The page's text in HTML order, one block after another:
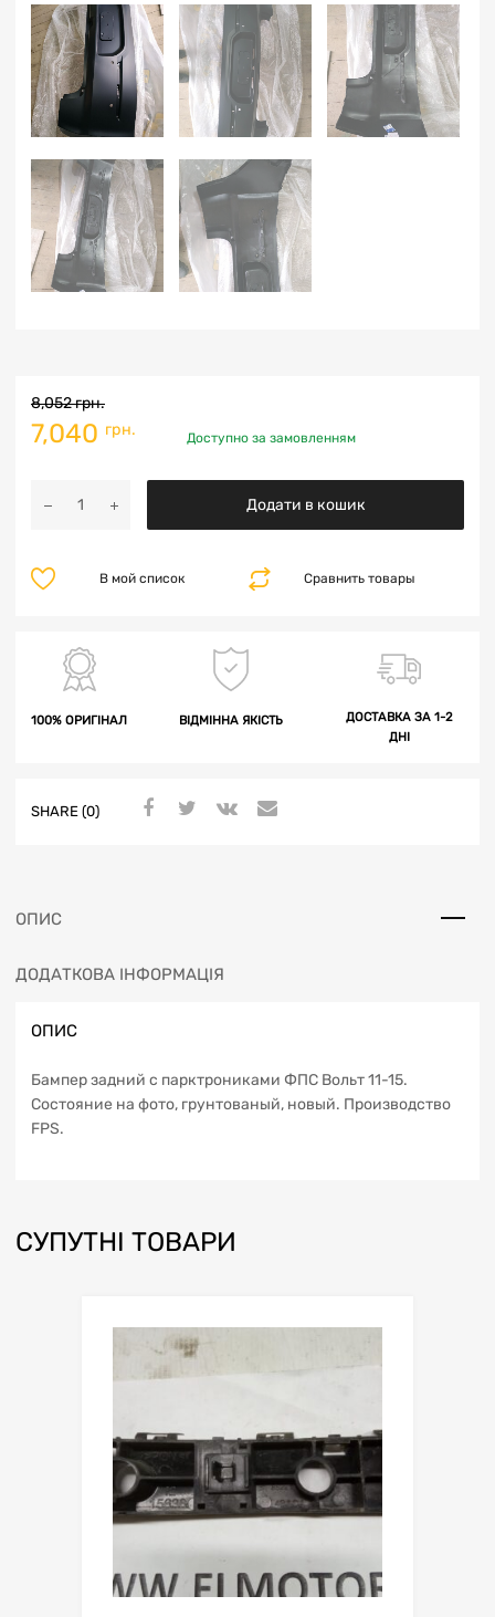
8,052грн.
7,040 грн. Доступно за замовленням
Додати в кошик
Сравнить товары
В мой список
100% ОРИГІНАЛ ВІДМІННА ЯКІСТЬ
ДОСТАВКА ЗА 1-2
ДНІ
SHARE (0)
ОПИС
ДОДАТКОВА ІНФОРМАЦІЯ
ОПИС
Бампер задний с парктрониками ФПС Вольт 11-15.
Состояние на фото, грунтованый, новый. Производство
FPS.
СУПУТНІ ТОВАРИ